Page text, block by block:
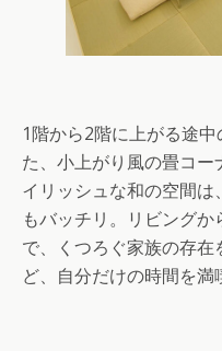
1階から2階に上がる途
た、小上がり風の畳コー
イリッシュな和の空間
もバッチリ。リビング
で、くつろぐ家族の存
ど、自分だけの時間を満